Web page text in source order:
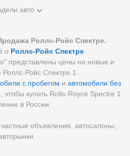
авто
Роллс-Ройс Спектре.
о Роллс-Ройс Спектре
представлены цены на новые и
Ройс Спектре 1.
с пробегом и автомобили без
чтобы купить Rolls-Royce Spectre 1
в России.
объявления, автосалоны,